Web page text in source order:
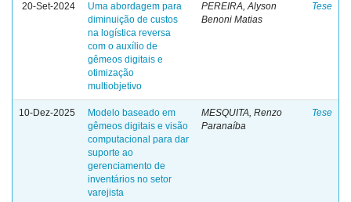
20-Set-2024
Uma abordagem para
diminuição de custos
na logística reversa
com o auxílio de
gêmeos digitais e
otimização
multiobjetivo
PEREIRA, Alyson
Benoni Matias
Tese
10-Dez-2025
Modelo baseado em
gêmeos digitais e visão
computacional para dar
suporte ao
gerenciamento de
inventários no setor
varejista
MESQUITA, Renzo
Paranaíba
Tese